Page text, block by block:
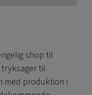
shop til
til
med produktion i